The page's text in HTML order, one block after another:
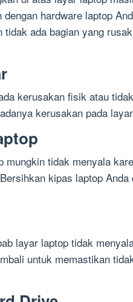
hardware laptop
ada bagian yang
kerusakan fisik atau
kerusakan pada
mungkin tidak menyala
kipas laptop Anda
layar laptop tidak
untuk memastikan